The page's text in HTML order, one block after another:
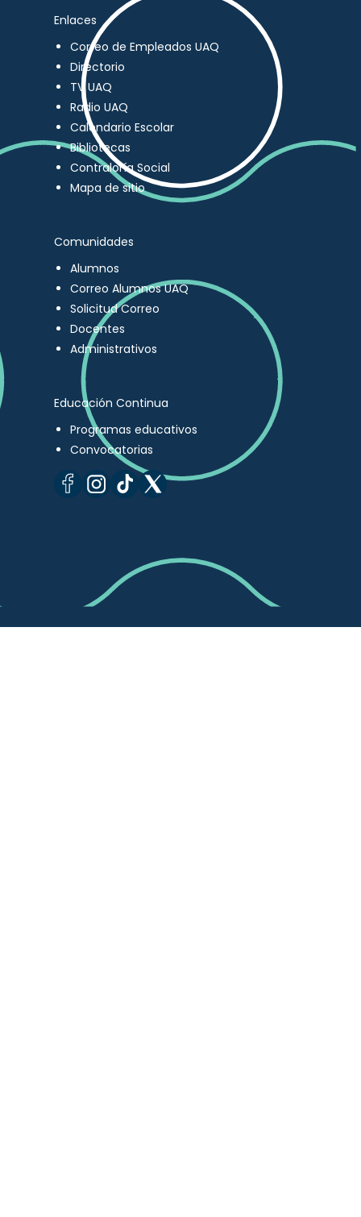
Enlaces
Correo de Empleados UAQ
Directorio
TV UAQ
Radio UAQ
Calendario Escolar
Bibliotecas
Contraloría Social
Mapa de sitio
Comunidades
Alumnos
Correo Alumnos UAQ
Solicitud Correo
Docentes
Administrativos
Educación Continua
Programas educativos
Convocatorias